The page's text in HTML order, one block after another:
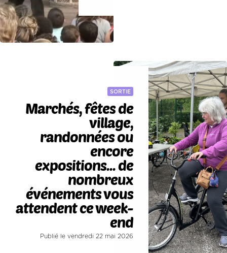
SORTIE
Marchés, fêtes de
village,
randonnées ou
encore
expositions... de
nombreux
événements vous
attendent ce week-
end
Publié le vendredi 22 mai 2026